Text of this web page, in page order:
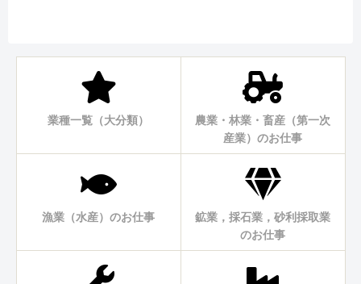
業種一覧（大分類）
農業・林業・畜産（第一次
産業）のお仕事
漁業（水産）のお仕事
鉱業，採石業，砂利採取業
のお仕事